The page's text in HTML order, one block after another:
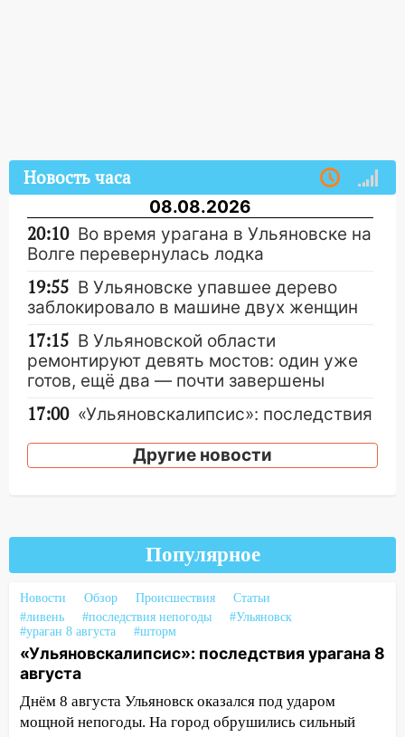
Новость часа
08.08.2026
20:10 Во время урагана в Ульяновске на
Волге перевернулась лодка
19:55 В Ульяновске упавшее дерево
заблокировало в машине двух женщин
17:15 В Ульяновской области
ремонтируют девять мостов: один уже
готов, ещё два — почти завершены
17:00 «Ульяновскалипсис»: последствия
16:38 Прогноз погоды в Ульяновской
Ульяновске отменили фестиваль «Наше
16:17
Мелекесский район первым в
Ульяновской области намолотил более
100 тысяч тонн зерна
15:17 В колледжи и техникумы
Ульяновской области подали более 10
тысяч заявлений
Другие новости
Популярное
Новости Обзор Происшествия
Статьи
#ливень
#последствия непогоды
#Ульяновск
#ураган 8 августа
#шторм
«Ульяновскалипсис»: последствия урагана 8
августа
Днём 8 августа Ульяновск оказался под ударом
мощной непогоды. На город обрушились сильный